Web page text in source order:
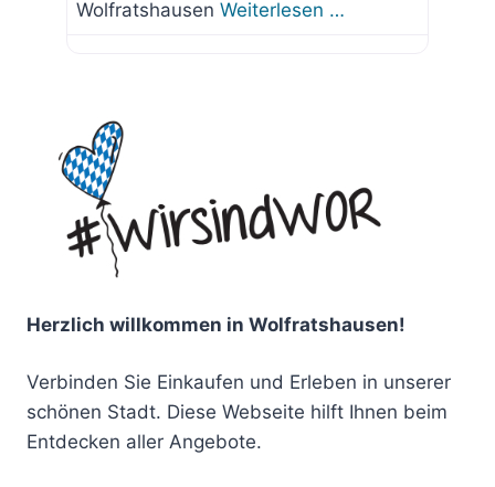
Wolfratshausen Weiterlesen …
Herzlich willkommen in Wolfratshausen!
Verbinden Sie Einkaufen und Erleben in unserer
schönen Stadt. Diese Webseite hilft Ihnen beim
Entdecken aller Angebote.